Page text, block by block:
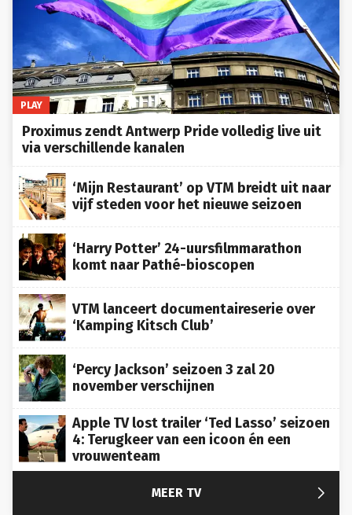
PLAY
Proximus zendt Antwerp Pride volledig live uit
via verschillende kanalen
‘Mijn Restaurant’ op VTM breidt uit naar
vijf steden voor het nieuwe seizoen
‘Harry Potter’ 24-uursfilmmarathon
komt naar Pathé-bioscopen
VTM lanceert documentaireserie over
‘Kamping Kitsch Club’
‘Percy Jackson’ seizoen 3 zal 20
november verschijnen
Apple TV lost trailer ‘Ted Lasso’ seizoen
4: Terugkeer van een icoon én een
vrouwenteam
MEER TV 